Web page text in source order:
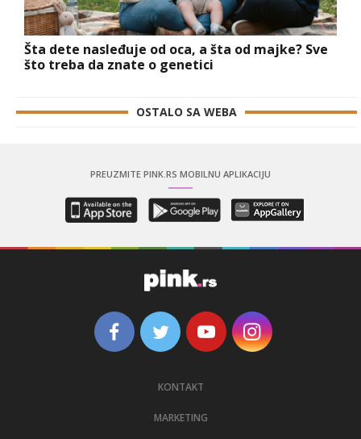
Šta dete nasleđuje od oca, a šta od majke? Sve
što treba da znate o genetici
OSTALO SA WEBA
PREUZMITE PINK.RS MOBILNU APLIKACIJU
KONTAKT
MARKETING